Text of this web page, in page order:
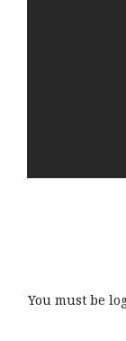
You must be